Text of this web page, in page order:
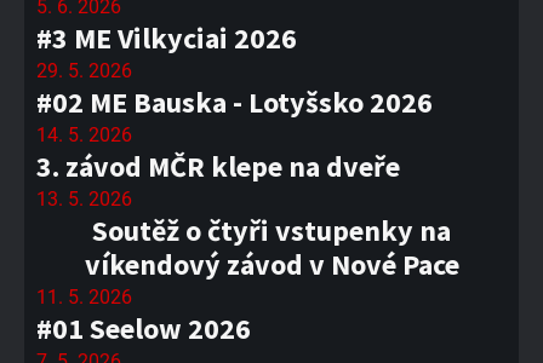
5. 6. 2026
#3 ME Vilkyciai 2026
29. 5. 2026
#02 ME Bauska - Lotyšsko 2026
14. 5. 2026
3. závod MČR klepe na dveře
13. 5. 2026
Soutěž o čtyři vstupenky na
víkendový závod v Nové Pace
11. 5. 2026
#01 Seelow 2026